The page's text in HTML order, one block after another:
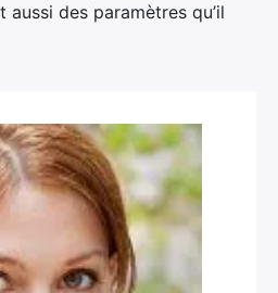
des paramètres qu’il